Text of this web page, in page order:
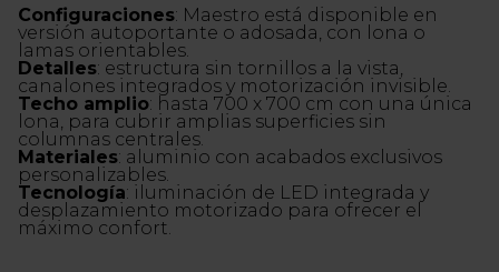
Configuraciones: Maestro está disponible en
versión autoportante o adosada, con lona o
lamas orientables.
Detalles: estructura sin tornillos a la vista,
canalones integrados y motorización invisible.
Techo amplio: hasta 700 x 700 cm con una única
lona, para cubrir amplias superficies sin
columnas centrales.
Materiales: aluminio con acabados exclusivos
personalizables.
Tecnología: iluminación de LED integrada y
desplazamiento motorizado para ofrecer el
máximo confort.